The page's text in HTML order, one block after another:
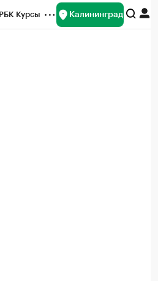
РБК Курсы Калининград